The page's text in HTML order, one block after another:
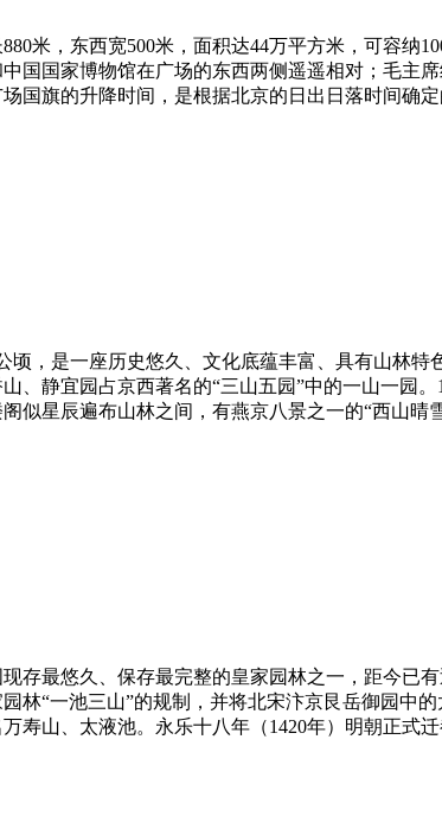
米，东西宽500米，面积达44万平方米，可容
国国家博物馆在广场的东西两侧遥遥相对；毛主
国旗的升降时间，是根据北京的日出日落时间确
顷，是一座历史悠久、文化底蕴丰富、具有山林
、静宜园占京西著名的“三山五园”中的一山一园
似星辰遍布山林之间，有燕京八景之一的“西山晴
存最悠久、保存最完整的皇家园林之一，距今已
林“一池三山”的规制，并将北宋汴京艮岳御园中
寿山、太液池。永乐十八年（1420年）明朝正式